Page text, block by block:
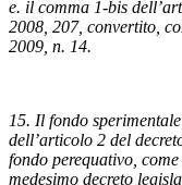
e. il comma 1-bis
2008, 207, convertito,
2009, n. 14.
15. Il fondo
dell’articolo 2 del
fondo perequativo,
medesimo decreto